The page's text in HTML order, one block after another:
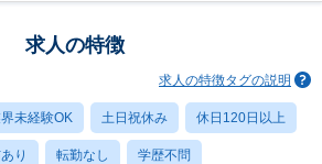
求人の特徴
求人の特徴タグの説明
未経験OK 土日祝休み 休日120日以上
り 転勤なし 学歴不問